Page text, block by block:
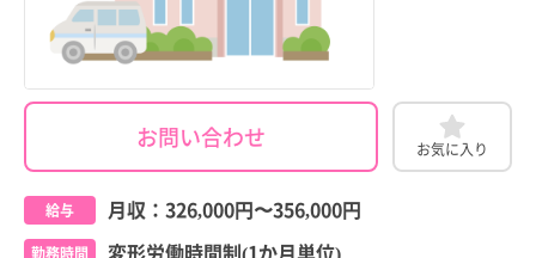
お問い合わせ お気に入り
給与 月収： 326,000円〜356,000円
勤務時間
変形労働時間制(1か月単位)